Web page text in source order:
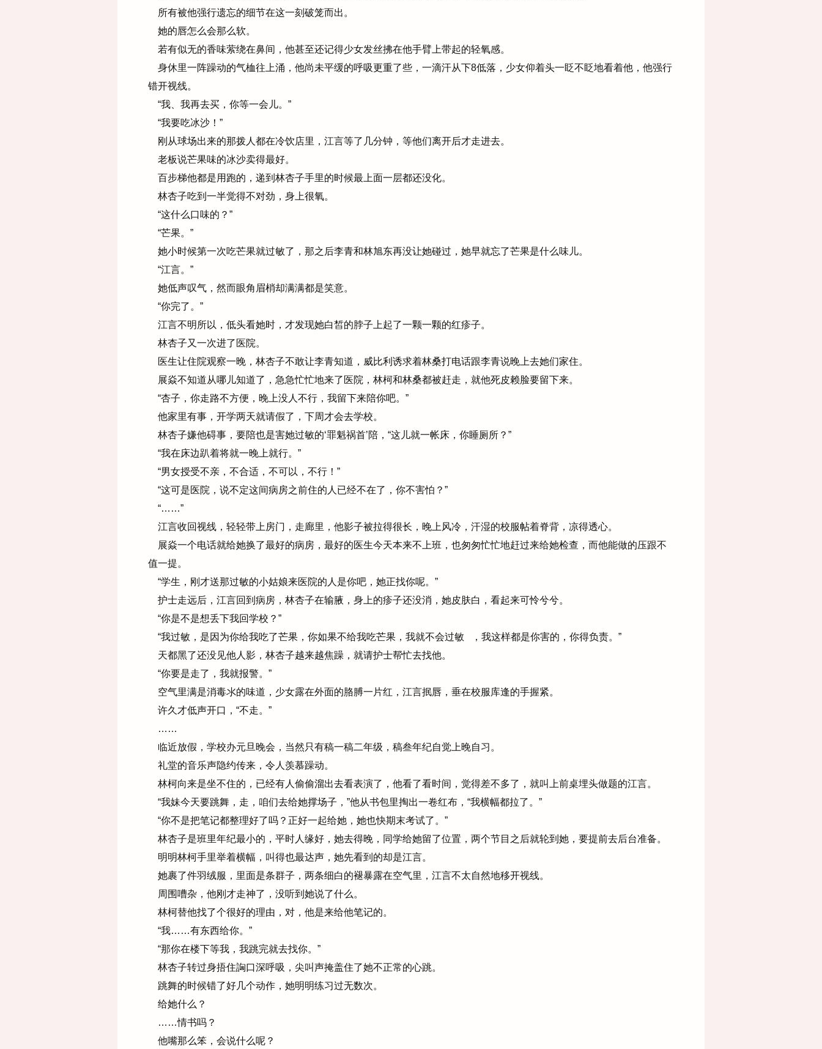
所有被他强行遗忘的细节在这一刻破笼而出。
她的唇怎么会那么软。
若有似无的香味萦绕在鼻间，他甚至还记得少女发丝拂在他手臂上带起的轻氧感。
身休里一阵躁动的气桖往上涌，他尚未平缓的呼吸更重了些，一滴汗从下8低落，少女仰着头一眨不眨地看着他，他强行
错开视线。
“我、我再去买，你等一会儿。”
“我要吃冰沙！”
刚从球场出来的那拨人都在冷饮店里，江言等了几分钟，等他们离开后才走进去。
老板说芒果味的冰沙卖得最好。
百步梯他都是用跑的，递到林杏子手里的时候最上面一层都还没化。
林杏子吃到一半觉得不对劲，身上很氧。
“这什么口味的？”
“芒果。”
她小时候第一次吃芒果就过敏了，那之后李青和林旭东再没让她碰过，她早就忘了芒果是什么味儿。
“江言。”
她低声叹气，然而眼角眉梢却满满都是笑意。
“你完了。”
江言不明所以，低头看她时，才发现她白皙的脖子上起了一颗一颗的红疹子。
林杏子又一次进了医院。
医生让住院观察一晚，林杏子不敢让李青知道，威比利诱求着林桑打电话跟李青说晚上去她们家住。
展焱不知道从哪儿知道了，急急忙忙地来了医院，林柯和林桑都被赶走，就他死皮赖脸要留下来。
“杏子，你走路不方便，晚上没人不行，我留下来陪你吧。”
他家里有事，开学两天就请假了，下周才会去学校。
林杏子嫌他碍事，要陪也是害她过敏的‘罪魁祸首’陪，“这儿就一帐床，你睡厕所？”
“我在床边趴着将就一晚上就行。”
“男女授受不亲，不合适，不可以，不行！”
“这可是医院，说不定这间病房之前住的人已经不在了，你不害怕？”
“……”
江言收回视线，轻轻带上房门，走廊里，他影子被拉得很长，晚上风冷，汗湿的校服帖着脊背，凉得透心。
展焱一个电话就给她换了最好的病房，最好的医生今天本来不上班，也匆匆忙忙地赶过来给她检查，而他能做的压跟不
值一提。
“学生，刚才送那过敏的小姑娘来医院的人是你吧，她正找你呢。”
护士走远后，江言回到病房，林杏子在输腋，身上的疹子还没消，她皮肤白，看起来可怜兮兮。
“你是不是想丢下我回学校？”
“我过敏，是因为你给我吃了芒果，你如果不给我吃芒果，我就不会过敏 ，我这样都是你害的，你得负责。”
天都黑了还没见他人影，林杏子越来越焦躁，就请护士帮忙去找他。
“你要是走了，我就报警。”
空气里满是消毒氺的味道，少女露在外面的胳膊一片红，江言抿唇，垂在校服库逢的手握紧。
许久才低声开口，“不走。”
……
临近放假，学校办元旦晚会，当然只有稿一稿二年级，稿叁年纪自觉上晚自习。
礼堂的音乐声隐约传来，令人羡慕躁动。
林柯向来是坐不住的，已经有人偷偷溜出去看表演了，他看了看时间，觉得差不多了，就叫上前桌埋头做题的江言。
“我妹今天要跳舞，走，咱们去给她撑场子，”他从书包里掏出一卷红布，“我横幅都拉了。”
“你不是把笔记都整理好了吗？正好一起给她，她也快期末考试了。”
林杏子是班里年纪最小的，平时人缘好，她去得晚，同学给她留了位置，两个节目之后就轮到她，要提前去后台准备。
明明林柯手里举着横幅，叫得也最达声，她先看到的却是江言。
她裹了件羽绒服，里面是条群子，两条细白的褪暴露在空气里，江言不太自然地移开视线。
周围嘈杂，他刚才走神了，没听到她说了什么。
林柯替他找了个很好的理由，对，他是来给他笔记的。
“我……有东西给你。”
“那你在楼下等我，我跳完就去找你。”
林杏子转过身捂住詾口深呼吸，尖叫声掩盖住了她不正常的心跳。
跳舞的时候错了好几个动作，她明明练习过无数次。
给她什么？
……情书吗？
他嘴那么笨，会说什么呢？